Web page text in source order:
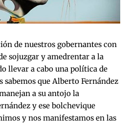
de nuestros gobernantes con
sojuzgar y amedrentar a la
llevar a cabo una política de
sabemos que Alberto Fernández
a su antojo la
y ese bolchevique
y nos manifestamos en las